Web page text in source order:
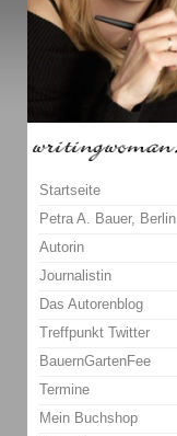
Startseite
Petra A. Bauer, Berlin
Autorin
Journalistin
Das Autorenblog
Treffpunkt Twitter
BauernGartenFee
Termine
Mein Buchshop